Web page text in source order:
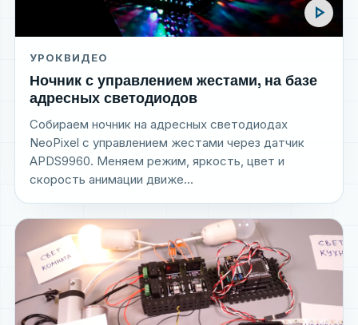
play_arrow
УРОКВИДЕО
Ночник с управлением жестами, на базе
адресных светодиодов
Собираем ночник на адресных светодиодах
NeoPixel с управлением жестами через датчик
APDS9960. Меняем режим, яркость, цвет и
скорость анимации движе...